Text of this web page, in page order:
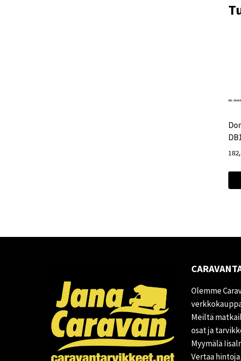
Olemme
Meiltä
osat ja
Myymälä
Vertaa